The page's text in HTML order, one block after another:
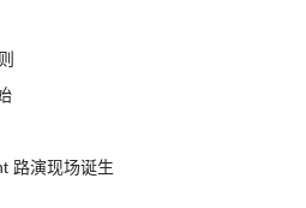
路演现场诞生